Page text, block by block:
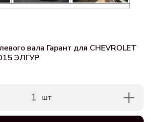
вала Гарант для CHEVROLET
ЭЛГУР
1 шт